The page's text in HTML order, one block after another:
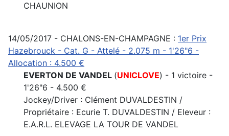
CHAUNION
14/05/2017 - CHALONS-EN-CHAMPAGNE : 1er Prix
Hazebrouck - Cat. G - Attelé - 2.075 m - 1'26"6 -
Allocation : 4.500 €
EVERTON DE VANDEL (UNICLOVE) - 1 victoire -
1'26"6 - 4.500 €
Jockey/Driver : Clément DUVALDESTIN /
Propriétaire : Ecurie T. DUVALDESTIN / Eleveur :
E.A.R.L. ELEVAGE LA TOUR DE VANDEL